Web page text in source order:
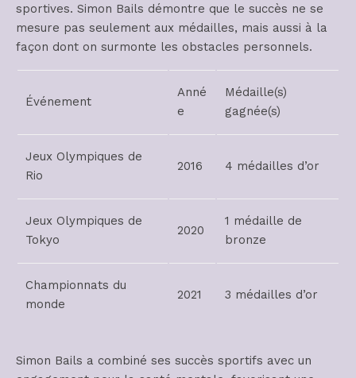
sportives. Simon Bails démontre que le succès ne se
mesure pas seulement aux médailles, mais aussi à la
façon dont on surmonte les obstacles personnels.
Événement
Anné
e
Médaille(s)
gagnée(s)
Jeux Olympiques de
Rio
2016 4 médailles d’or
Jeux Olympiques de
Tokyo
2020
1 médaille de
bronze
Championnats du
monde
2021 3 médailles d’or
Simon Bails a combiné ses succès sportifs avec un